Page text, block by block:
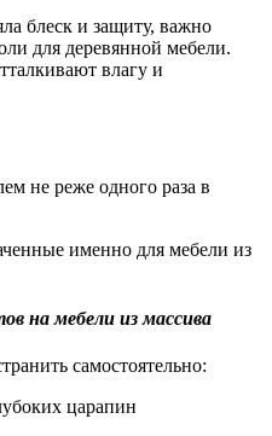
блеск и защиту, важно
для деревянной мебели.
влагу и
не реже одного раза в
именно для мебели из
на мебели из массива
самостоятельно:
царапин